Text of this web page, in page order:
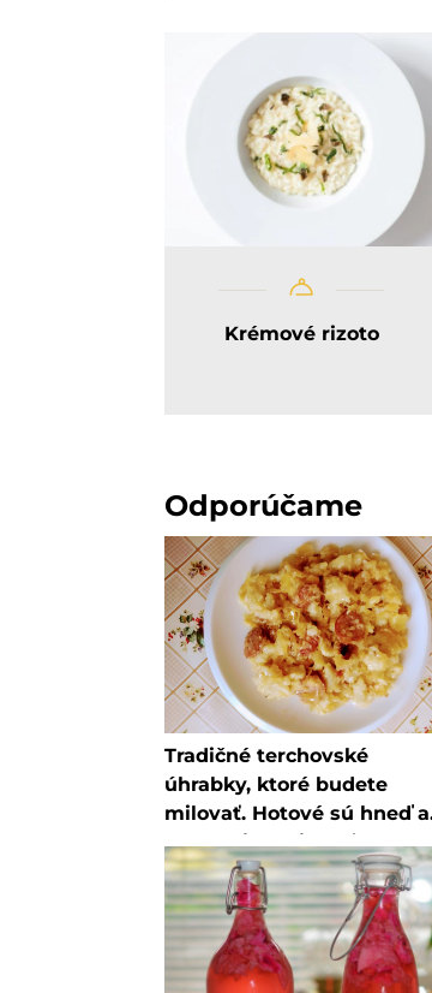
Krémové rizoto
Odporúčame
Tradičné terchovské
úhrabky, ktoré budete
milovať. Hotové sú hneď a
budete ich milovať